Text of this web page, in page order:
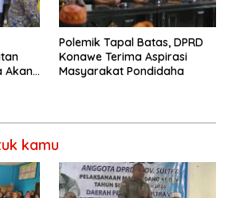
Akan
Polemik Tapal Batas, DPRD
Konawe Terima Aspirasi
Masyarakat Pondidaha
kamu